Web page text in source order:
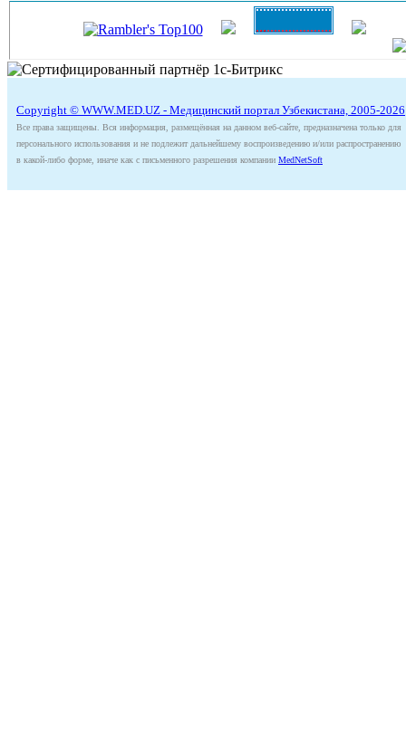
Copyright © WWW.MED.UZ - Медицинский портал Узбекистана, 2005-2026
Все права защищены. Вся информация, размещённая на данном веб-сайте, предназначена только для
персонального использования и не подлежит дальнейшему воспроизведению и/или распространению
в какой-либо форме, иначе как с письменного разрешения компании MedNetSoft